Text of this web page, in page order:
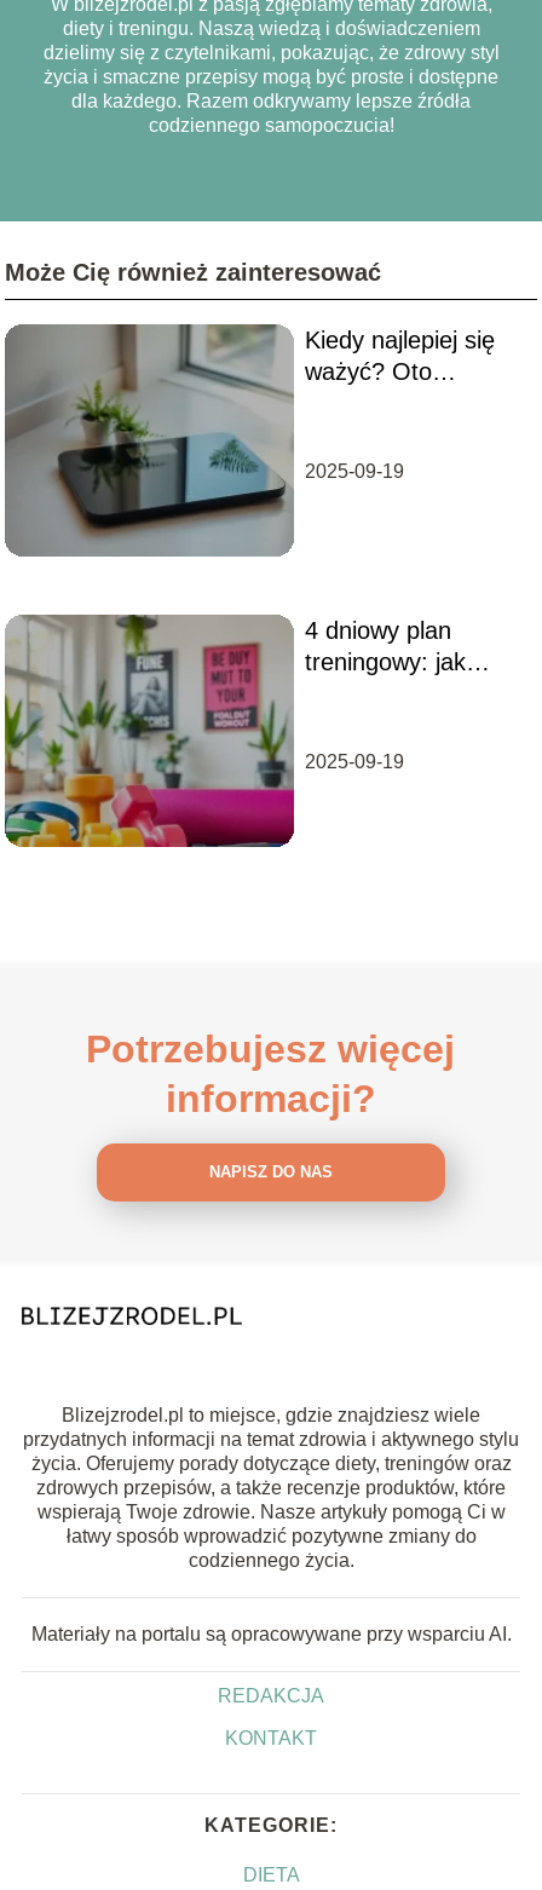
diety i treningu. Naszą wiedzą i doświadczeniem
dzielimy się z czytelnikami, pokazując, że zdrowy styl
życia i smaczne przepisy mogą być proste i dostępne
dla każdego. Razem odkrywamy lepsze źródła
codziennego samopoczucia!
Może Cię również zainteresować
Kiedy najlepiej się
ważyć? Oto
2025-09-19
4 dniowy plan
treningowy: jak
treningi?
2025-09-19
Potrzebujesz więcej
informacji?
NAPISZ DO NAS
Blizejzrodel.pl to miejsce, gdzie znajdziesz wiele
przydatnych informacji na temat zdrowia i aktywnego stylu
życia. Oferujemy porady dotyczące diety, treningów oraz
zdrowych przepisów, a także recenzje produktów, które
wspierają Twoje zdrowie. Nasze artykuły pomogą Ci w
łatwy sposób wprowadzić pozytywne zmiany do
codziennego życia.
Materiały na portalu są opracowywane przy wsparciu AI.
REDAKCJA
KONTAKT
KATEGORIE:
DIETA